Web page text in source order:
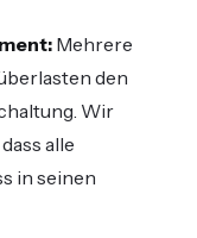
Mehrere
den
Wir
alle
in seinen